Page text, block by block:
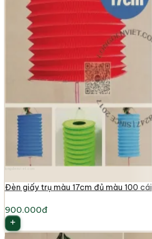
Đèn giấy trụ màu 17cm đủ màu 100 cái
900.000đ